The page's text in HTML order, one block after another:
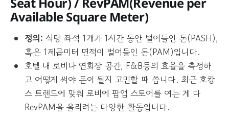
Seat Hour)/ RevPAM(Revenue per
Available Square Meter)
정의: 식당 좌석 1개가 1시간 동안 벌어들인 돈(PASH),
혹은 1제곱미터 면적이 벌어들인 돈(PAM)입니다.
호텔 내 로비나 연회장 공간, F&B등의 효율을 측정하
고 어떻게 써야 돈이 될지 고민할 때 씁니다. 최근 호캉
스 트렌드에 맞춰 로비에 팝업 스토어를 여는 게 다
RevPAM을 올리려는 다양한 활동입니다.